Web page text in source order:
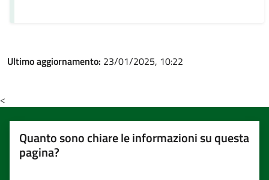
Ultimo aggiornamento: 23/01/2025, 10:22
<
Quanto sono chiare le informazioni su questa
pagina?